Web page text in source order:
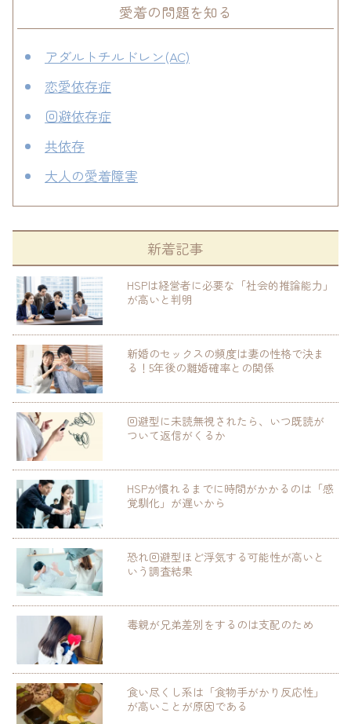
愛着の問題を知る
アダルトチルドレン(AC)
恋愛依存症
回避依存症
共依存
大人の愛着障害
新着記事
HSPは経営者に必要な「社会的推論能力」
が高いと判明
新婚のセックスの頻度は妻の性格で決ま
る！5年後の離婚確率との関係
回避型に未読無視されたら、いつ既読が
ついて返信がくるか
HSPが慣れるまでに時間がかかるのは「感
覚馴化」が遅いから
恐れ回避型ほど浮気する可能性が高いと
いう調査結果
毒親が兄弟差別をするのは支配のため
食い尽くし系は「食物手がかり反応性」
が高いことが原因である